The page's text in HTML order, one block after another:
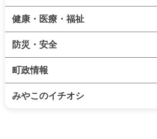
健康・医療・福祉
防災・安全
町政情報
みやこのイチオシ